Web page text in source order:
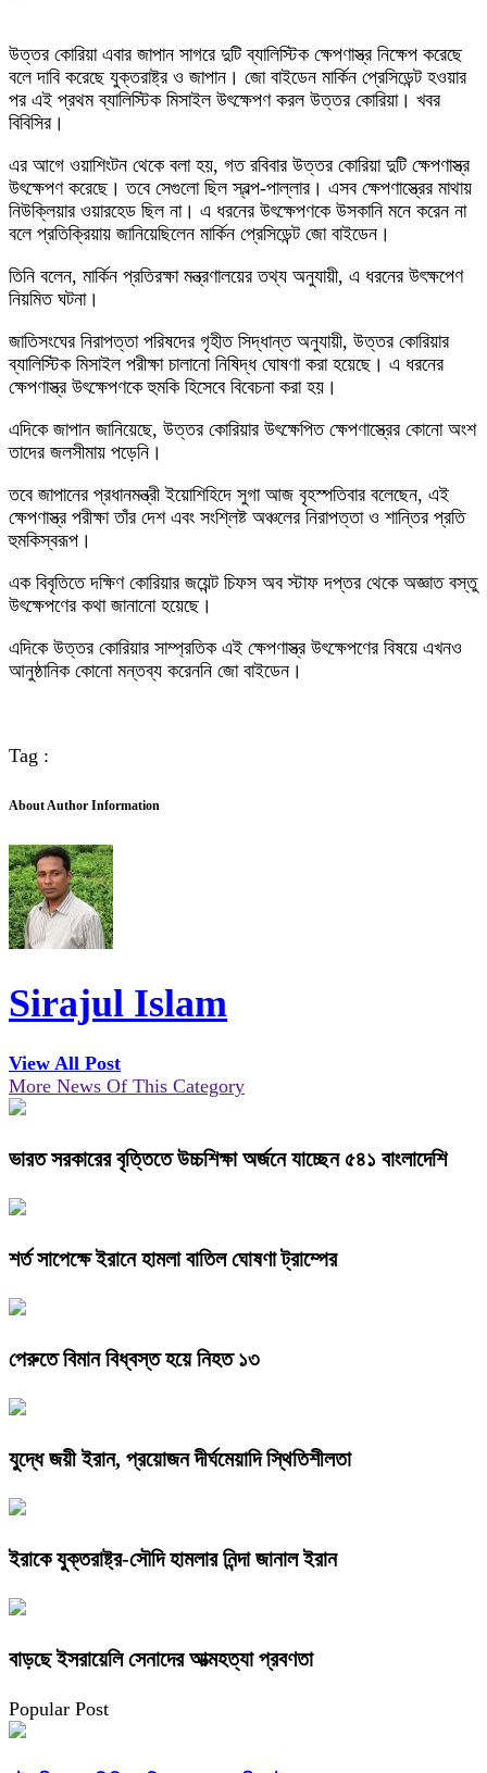
উত্তর কোরিয়া এবার জাপান সাগরে দুটি ব্যালিস্টিক ক্ষেপণাস্ত্র নিক্ষেপ করেছে
বলে দাবি করেছে যুক্তরাষ্ট্র ও জাপান। জো বাইডেন মার্কিন প্রেসিডেন্ট হওয়ার
পর এই প্রথম ব্যালিস্টিক মিসাইল উৎক্ষেপণ করল উত্তর কোরিয়া। খবর
বিবিসির।
এর আগে ওয়াশিংটন থেকে বলা হয়, গত রবিবার উত্তর কোরিয়া দুটি ক্ষেপণাস্ত্র
উৎক্ষেপণ করেছে। তবে সেগুলো ছিল স্বল্প-পাল্লার। এসব ক্ষেপণাস্ত্রের মাথায়
নিউক্লিয়ার ওয়ারহেড ছিল না। এ ধরনের উৎক্ষেপণকে উসকানি মনে করেন না
বলে প্রতিক্রিয়ায় জানিয়েছিলেন মার্কিন প্রেসিডেন্ট জো বাইডেন।
তিনি বলেন, মার্কিন প্রতিরক্ষা মন্ত্রণালয়ের তথ্য অনুযায়ী, এ ধরনের উৎক্ষপেণ
নিয়মিত ঘটনা।
জাতিসংঘের নিরাপত্তা পরিষদের গৃহীত সিদ্ধান্ত অনুযায়ী, উত্তর কোরিয়ার
ব্যালিস্টিক মিসাইল পরীক্ষা চালানো নিষিদ্ধ ঘোষণা করা হয়েছে। এ ধরনের
ক্ষেপণাস্ত্র উৎক্ষেপণকে হুমকি হিসেবে বিবেচনা করা হয়।
এদিকে জাপান জানিয়েছে, উত্তর কোরিয়ার উৎক্ষেপিত ক্ষেপণাস্ত্রের কোনো অংশ
তাদের জলসীমায় পড়েনি।
তবে জাপানের প্রধানমন্ত্রী ইয়োশিহিদে সুগা আজ বৃহস্পতিবার বলেছেন, এই
ক্ষেপণাস্ত্র পরীক্ষা তাঁর দেশ এবং সংশ্লিষ্ট অঞ্চলের নিরাপত্তা ও শান্তির প্রতি
হুমকিস্বরূপ।
এক বিবৃতিতে দক্ষিণ কোরিয়ার জয়েন্ট চিফস অব স্টাফ দপ্তর থেকে অজ্ঞাত বস্তু
উৎক্ষেপণের কথা জানানো হয়েছে।
এদিকে উত্তর কোরিয়ার সাম্প্রতিক এই ক্ষেপণাস্ত্র উৎক্ষেপণের বিষয়ে এখনও
আনুষ্ঠানিক কোনো মন্তব্য করেননি জো বাইডেন।
Tag :
About Author Information
Sirajul Islam
View All Post
More News Of This Category
ভারত সরকারের বৃত্তিতে উচ্চশিক্ষা অর্জনে যাচ্ছেন ৫৪১ বাংলাদেশি
শর্ত সাপেক্ষে ইরানে হামলা বাতিল ঘোষণা ট্রাম্পের
পেরুতে বিমান বিধ্বস্ত হয়ে নিহত ১৩
যুদ্ধে জয়ী ইরান, প্রয়োজন দীর্ঘমেয়াদি স্থিতিশীলতা
ইরাকে যুক্তরাষ্ট্র-সৌদি হামলার নিন্দা জানাল ইরান
বাড়ছে ইসরায়েলি সেনাদের আত্মহত্যা প্রবণতা
Popular Post